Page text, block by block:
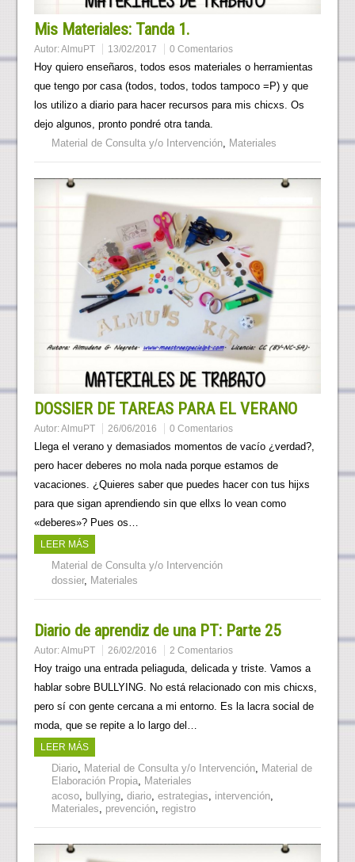
Mis Materiales: Tanda 1.
Autor:AlmuPT 13/02/2017 0 Comentarios
Hoy quiero enseñaros, todos esos materiales o herramientas
que tengo por casa (todos, todos, todos tampoco =P) y que
los utilizo a diario para hacer recursos para mis chicxs. Os
dejo algunos, pronto pondré otra tanda.
Material de Consulta y/o Intervención, Materiales
DOSSIER DE TAREAS PARA EL VERANO
Autor:AlmuPT 26/06/2016 0 Comentarios
Llega el verano y demasiados momentos de vacío ¿verdad?,
pero hacer deberes no mola nada porque estamos de
vacaciones. ¿Quieres saber que puedes hacer con tus hijxs
para que sigan aprendiendo sin que ellxs lo vean como
«deberes»? Pues os…
LEER MÁS
Material de Consulta y/o Intervención
dossier, Materiales
Diario de aprendiz de una PT: Parte 25
Autor:AlmuPT 26/02/2016 2 Comentarios
Hoy traigo una entrada peliaguda, delicada y triste. Vamos a
hablar sobre BULLYING. No está relacionado con mis chicxs,
pero sí con gente cercana a mi entorno. Es la lacra social de
moda, que se repite a lo largo del…
LEER MÁS
Diario, Material de Consulta y/o Intervención, Material de
Elaboración Propia, Materiales
acoso, bullying, diario, estrategias, intervención,
Materiales, prevención, registro